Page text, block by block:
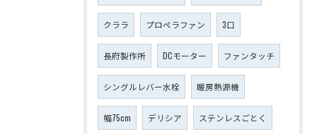
クララ プロペラファン 3口
長府製作所 DCモーター ファンタッチ
シングルレバー水栓 暖房熱源機
幅75cm デリシア ステンレスごとく